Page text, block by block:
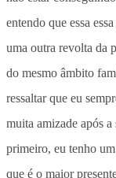
entendo que essa
uma outra revolta da
do mesmo âmbito
ressaltar que eu
muita amizade após a
primeiro, eu tenho
que é o maior